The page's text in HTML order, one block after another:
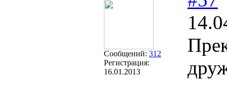
Сообщений: 312
Регистрация:
16.01.2013